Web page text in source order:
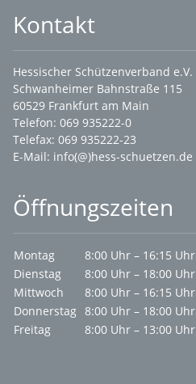
Kontakt
Hessischer Schützenverband e.V.
Schwanheimer Bahnstraße 115
60529 Frankfurt am Main
Telefon: 069 935222-0
Telefax: 069 935222-23
E-Mail: info(@)hess-schuetzen.de
Öffnungszeiten
Montag
8:00 Uhr – 16:15 Uhr
Dienstag
8:00 Uhr – 18:00 Uhr
Mittwoch
8:00 Uhr – 16:15 Uhr
Donnerstag 8:00 Uhr – 18:00 Uhr
Freitag
8:00 Uhr – 13:00 Uhr